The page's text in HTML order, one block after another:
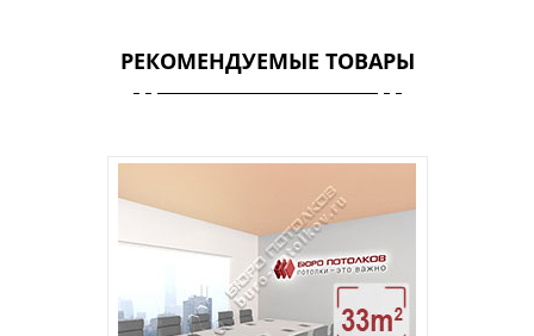
РЕКОМЕНДУЕМЫЕ ТОВАРЫ